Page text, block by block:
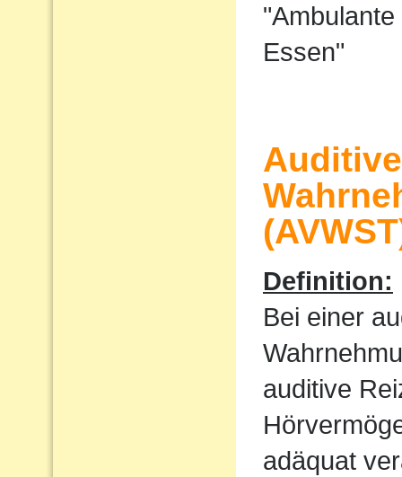
Essen"
Definition:
Bei einer
auditive
adäquat